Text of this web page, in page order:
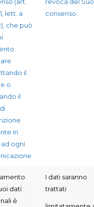
lett. a
che può
il
o
il
in
ogni
consenso.
dati
è
I dati saranno
trattati